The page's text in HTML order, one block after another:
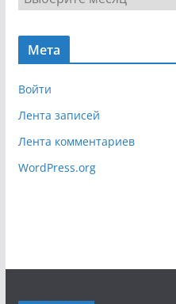
я
р
х
Мета
Войти
Лента записей
Лента комментариев
WordPress.org